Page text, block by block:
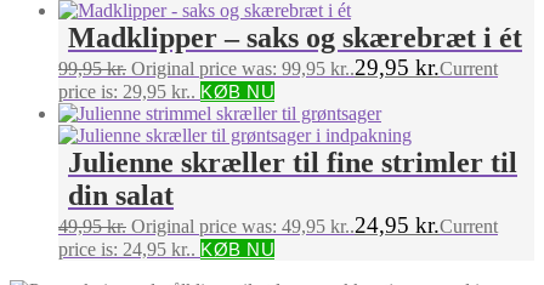
Madklipper – saks og skærebræt i ét
99,95kr. Original price was: 99,95 kr..29,95 kr.Current
price is: 29,95 kr.. KØB NU
Julienne skræller til fine strimler til
din salat
49,95kr. Original price was: 49,95 kr..24,95 kr.Current
price is: 24,95 kr.. KØB NU